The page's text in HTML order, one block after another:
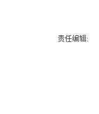
责任编辑: